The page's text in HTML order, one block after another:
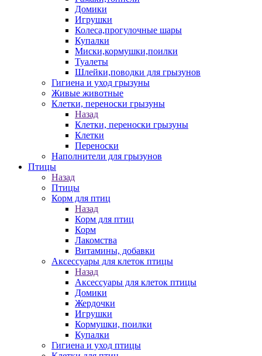
Домики
Игрушки
Колеса,прогулочные шары
Купалки
Миски,кормушки,поилки
Туалеты
Шлейки,поводки для грызунов
Гигиена и уход грызуны
Живые животные
Клетки, переноски грызуны
Назад
Клетки, переноски грызуны
Клетки
Переноски
Наполнители для грызунов
Птицы
Назад
Птицы
Корм для птиц
Назад
Корм для птиц
Корм
Лакомства
Витамины, добавки
Аксессуары для клеток птицы
Назад
Аксессуары для клеток птицы
Домики
Жердочки
Игрушки
Кормушки, поилки
Купалки
Гигиена и уход птицы